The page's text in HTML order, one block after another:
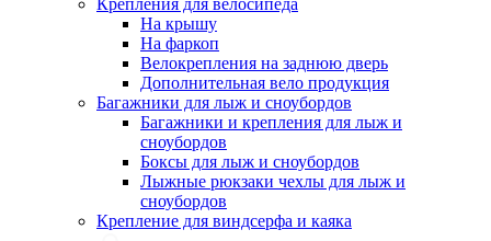
Крепления для велосипеда
На крышу
На фаркоп
Велокрепления на заднюю дверь
Дополнительная вело продукция
Багажники для лыж и сноубордов
Багажники и крепления для лыж и
сноубордов
Боксы для лыж и сноубордов
Лыжные рюкзаки чехлы для лыж и
сноубордов
Крепление для виндсерфа и каяка